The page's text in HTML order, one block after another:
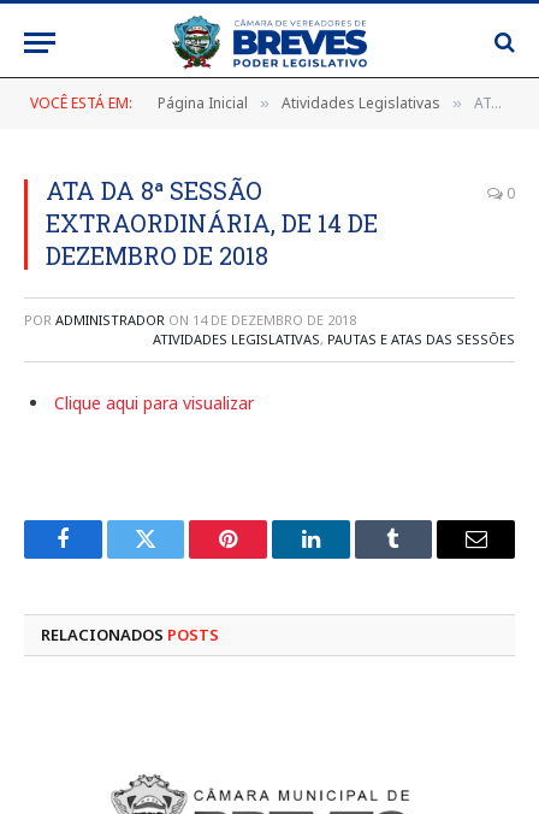
VOCÊ ESTÁ EM: Página Inicial » Atividades Legislativas » ATA DA 8ª SESSÃO EXTRAORDINÁRIA, DE 14 DE DEZEMBRO DE 2018
ATA DA 8ª SESSÃO
EXTRAORDINÁRIA, DE 14 DE
DEZEMBRO DE 2018
0
POR ADMINISTRADOR ON 14 DE DEZEMBRO DE 2018
ATIVIDADES LEGISLATIVAS, PAUTAS E ATAS DAS SESSÕES
Clique aqui para visualizar
FacebookTwitter Pinterest LinkedInTumblr
E-
RELACIONADOS POSTS